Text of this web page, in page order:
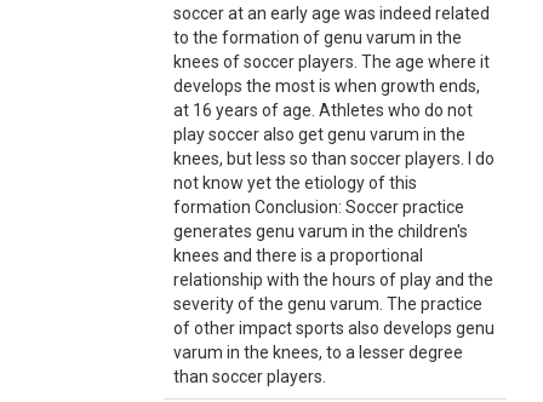
soccer at an early age was indeed related
to the formation of genu varum in the
knees of soccer players. The age where it
develops the most is when growth ends,
at 16 years of age. Athletes who do not
play soccer also get genu varum in the
knees, but less so than soccer players. I do
not know yet the etiology of this
formation Conclusion: Soccer practice
generates genu varum in the children's
knees and there is a proportional
relationship with the hours of play and the
severity of the genu varum. The practice
of other impact sports also develops genu
varum in the knees, to a lesser degree
than soccer players.